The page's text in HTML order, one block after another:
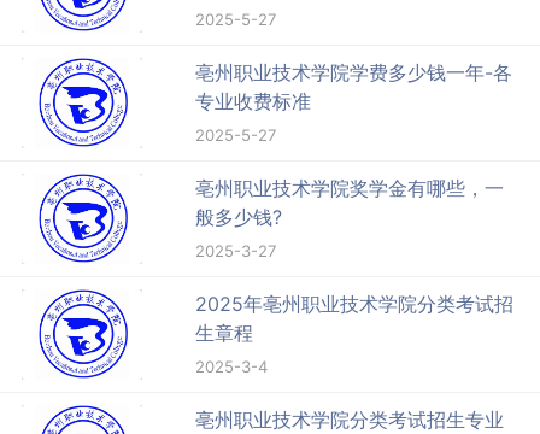
2025-5-27
亳州职业技术学院学费多少钱一年-各
专业收费标准
2025-5-27
亳州职业技术学院奖学金有哪些，一
般多少钱?
2025-3-27
2025年亳州职业技术学院分类考试招
生章程
2025-3-4
亳州职业技术学院分类考试招生专业